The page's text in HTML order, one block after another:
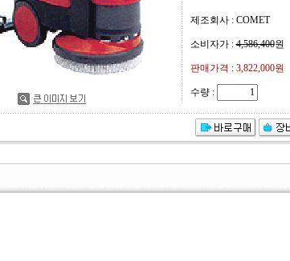
제조회사 : COMET
소비자가 :4,586,400원
판매가격 : 3,822,000원
수량 :